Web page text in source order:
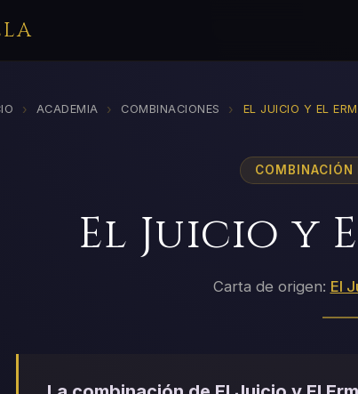
› ACADEMIA › COMBINACIONES › EL JUICIO Y EL
COMBINACIÓN
El Juicio y
Carta de origen: El